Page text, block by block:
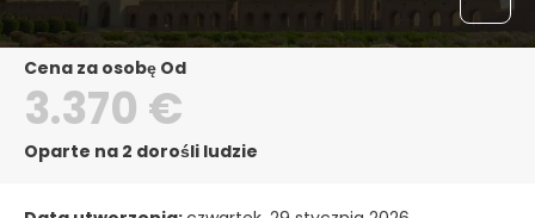
Cena za osobę Od
3.370 €
Oparte na 2 dorośli ludzie